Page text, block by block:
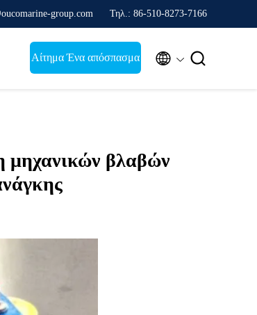
group.com Τηλ.: 86-510-8273-7166
Αίτημα Ένα απόσπασμα  
μηχανικών βλαβών